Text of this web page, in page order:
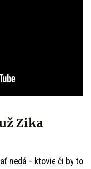
Zika
nedá – ktovie či by to